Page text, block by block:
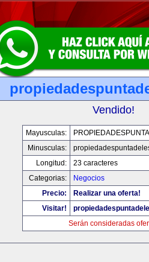
Vendido!
Mayusculas:
Minusculas:
Longitud:
23 caracteres
Categorias:
Negocios
Precio:
Realizar una oferta!
Visitar!
Serán consideradas